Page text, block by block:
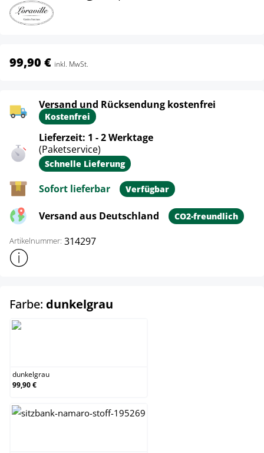
99,90 € inkl. MwSt.
Versand und Rücksendung kostenfrei
Kostenfrei
Lieferzeit: 1 - 2 Werktage
(Paketservice)
Schnelle Lieferung
Sofort lieferbar Verfügbar
Versand aus Deutschland CO2-freundlich
Artikelnummer: 314297
Weitere Produktinformationen anzeigen
Farbe: dunkelgrau
dunkelgrau
99,90 €